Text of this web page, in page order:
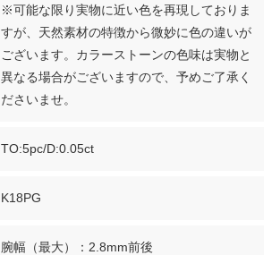
※可能な限り実物に近い色を再現しておりま
すが、天然素材の特徴から微妙に色の違いが
ございます。カラーストーンの色味は実物と
異なる場合がございますので、予めご了承く
ださいませ。
TO:5pc/D:0.05ct
K18PG
腕幅（最大）：2.8mm前後